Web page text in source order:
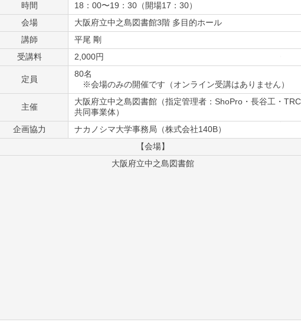
時間
18：00〜19：30（開場17：30）
会場
大阪府立中之島図書館3階 多目的ホール
講師
平尾 剛
受講料
2,000円
定員
80名
※会場のみの開催です（オンライン受講はありません）
主催
大阪府立中之島図書館（指定管理者：ShoPro・長谷工・TRC
共同事業体）
企画協力
ナカノシマ大学事務局（株式会社140B）
【会場】
大阪府立中之島図書館